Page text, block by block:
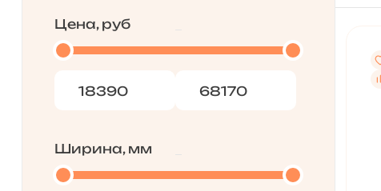
Цена, руб
Ширина, мм